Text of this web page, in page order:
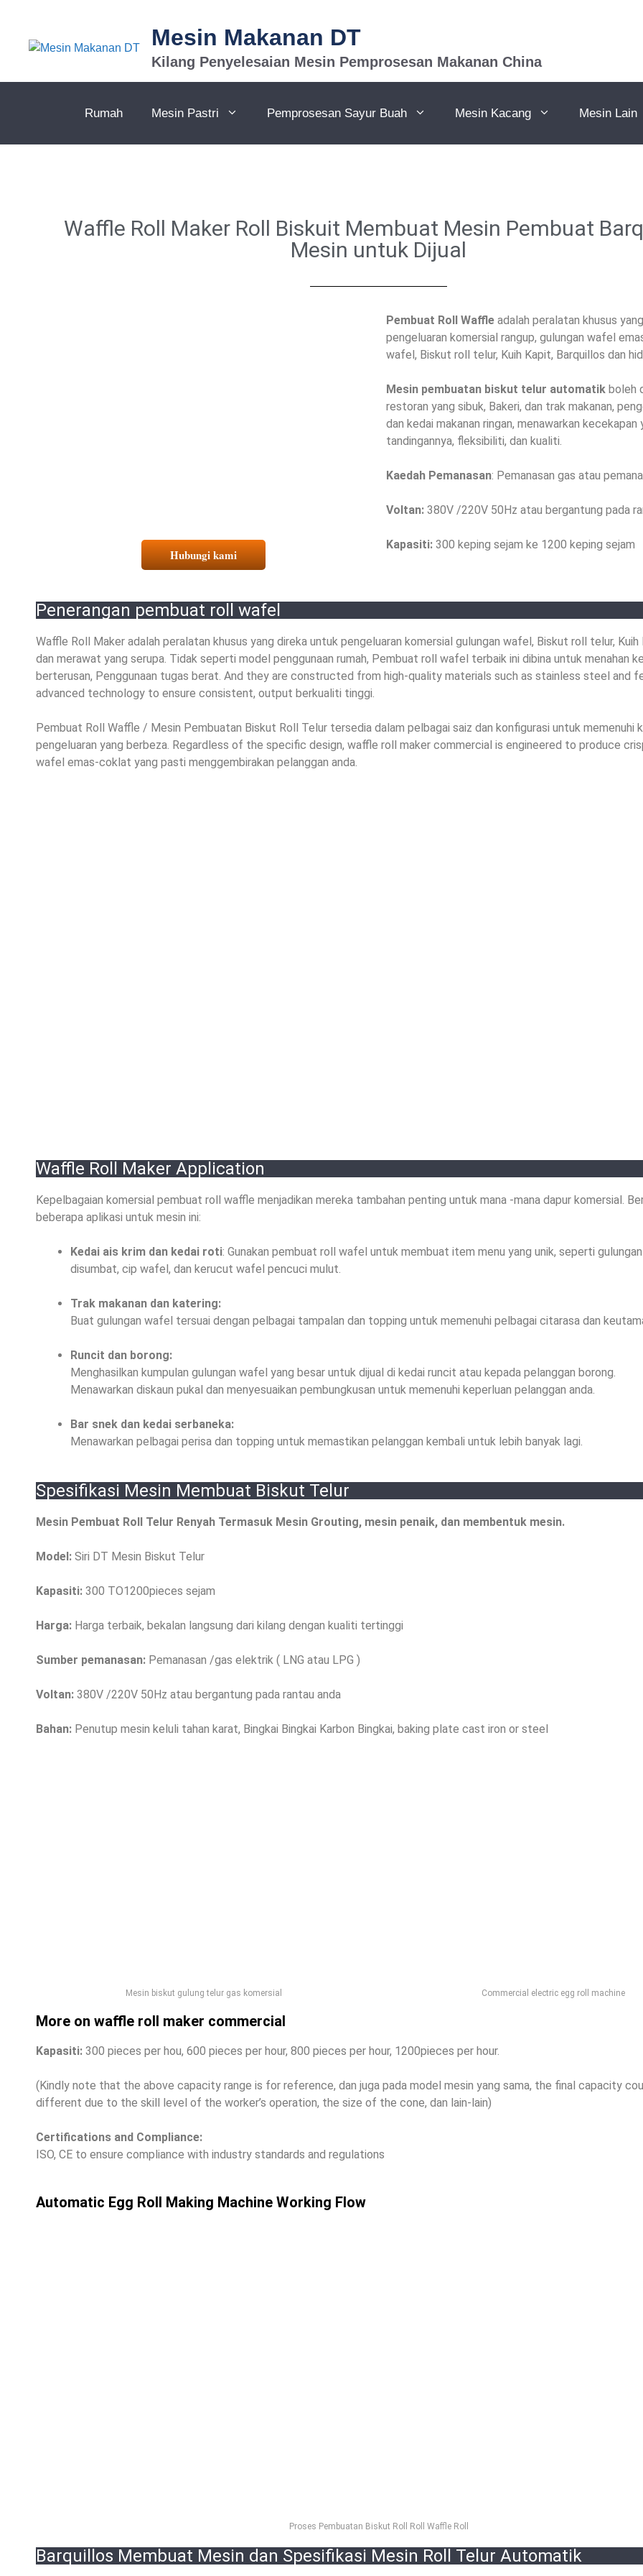
Mesin Makanan DT
Kilang Penyelesaian Mesin Pemprosesan Makanan China
Rumah Mesin Pastri Pemprosesan Sayur Buah Mesin Kacang Mesin Lain
Waffle Roll Maker Roll Biskuit Membuat Mesin Pembuat
Mesin untuk Dijual
Hubungi kami
Pembuat Roll Waffle adalah peralatan khusus
pengeluaran komersial rangup, gulungan wafel
wafel, Biskut roll telur, Kuih Kapit, Barquillos dan
Mesin pembuatan biskut telur automatikboleh
restoran yang sibuk, Bakeri, dan trak makanan,
dan kedai makanan ringan, menawarkan kecekapan
tandingannya, fleksibiliti, dan kualiti.
Kaedah Pemanasan: Pemanasan gas atau
Voltan:380V /220V 50Hz atau bergantung pada
Kapasiti:300 keping sejam ke 1200 keping sejam
Penerangan pembuat roll wafel
Waffle Roll Maker adalah peralatan khusus yang direka untuk pengeluaran komersial gulungan wafel, Biskut roll telur,
dan merawat yang serupa. Tidak seperti model penggunaan rumah, Pembuat roll wafel terbaik ini dibina untuk menahan
berterusan, Penggunaan tugas berat. And they are constructed from high-quality materials such as stainless steel and
advanced technology to ensure consistent, output berkualiti tinggi.
Pembuat Roll Waffle / Mesin Pembuatan Biskut Roll Telur tersedia dalam pelbagai saiz dan konfigurasi untuk memenuhi
pengeluaran yang berbeza. Regardless of the specific design, waffle roll maker commercial is engineered to produce
wafel emas-coklat yang pasti menggembirakan pelanggan anda.
Waffle Roll Maker Application
Kepelbagaian komersial pembuat roll waffle menjadikan mereka tambahan penting untuk mana -mana dapur komersial.
beberapa aplikasi untuk mesin ini:
Kedai ais krim dan kedai roti: Gunakan pembuat roll wafel untuk membuat item menu yang unik, seperti
disumbat, cip wafel, dan kerucut wafel pencuci mulut.
Trak makanan dan katering:
Buat gulungan wafel tersuai dengan pelbagai tampalan dan topping untuk memenuhi pelbagai citarasa dan
Runcit dan borong:
Menghasilkan kumpulan gulungan wafel yang besar untuk dijual di kedai runcit atau kepada pelanggan borong.
Menawarkan diskaun pukal dan menyesuaikan pembungkusan untuk memenuhi keperluan pelanggan anda.
Bar snek dan kedai serbaneka:
Menawarkan pelbagai perisa dan topping untuk memastikan pelanggan kembali untuk lebih banyak lagi.
Spesifikasi Mesin Membuat Biskut Telur
Mesin Pembuat Roll Telur Renyah Termasuk Mesin Grouting, mesin penaik, dan membentuk mesin.
Model: Siri DT Mesin Biskut Telur
Kapasiti: 300 TO1200pieces sejam
Harga: Harga terbaik, bekalan langsung dari kilang dengan kualiti tertinggi
Sumber pemanasan: Pemanasan /gas elektrik ( LNG atau LPG )
Voltan: 380V /220V 50Hz atau bergantung pada rantau anda
Bahan: Penutup mesin keluli tahan karat, Bingkai Bingkai Karbon Bingkai, baking plate cast iron or steel
Mesin biskut gulung telur gas komersial Commercial electric egg roll machine
More on waffle roll maker commercial
Kapasiti: 300 pieces per hou, 600 pieces per hour, 800 pieces per hour, 1200pieces per hour.
( Kindly note that the above capacity range is for reference, dan juga pada model mesin yang sama, the final capacity
different due to the skill level of the worker’s operation, the size of the cone, dan lain-lain)
Certifications and Compliance:
ISO, CE to ensure compliance with industry standards and regulations
Automatic Egg Roll Making Machine Working Flow
Proses Pembuatan Biskut Roll Roll Waffle Roll
Barquillos Membuat Mesin dan Spesifikasi Mesin Roll Telur Automatik